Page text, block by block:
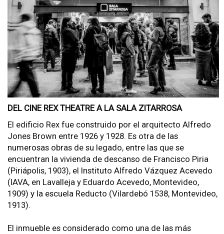
DEL CINE REX THEATRE A LA SALA ZITARROSA
El edificio Rex fue construido por el arquitecto Alfredo
Jones Brown entre 1926 y 1928. Es otra de las
numerosas obras de su legado, entre las que se
encuentran la vivienda de descanso de Francisco Piria
(Piriápolis, 1903), el Instituto Alfredo Vázquez Acevedo
(IAVA, en Lavalleja y Eduardo Acevedo, Montevideo,
1909) y la escuela Reducto (Vilardebó 1538, Montevideo,
1913).
El inmueble es considerado como una de las más